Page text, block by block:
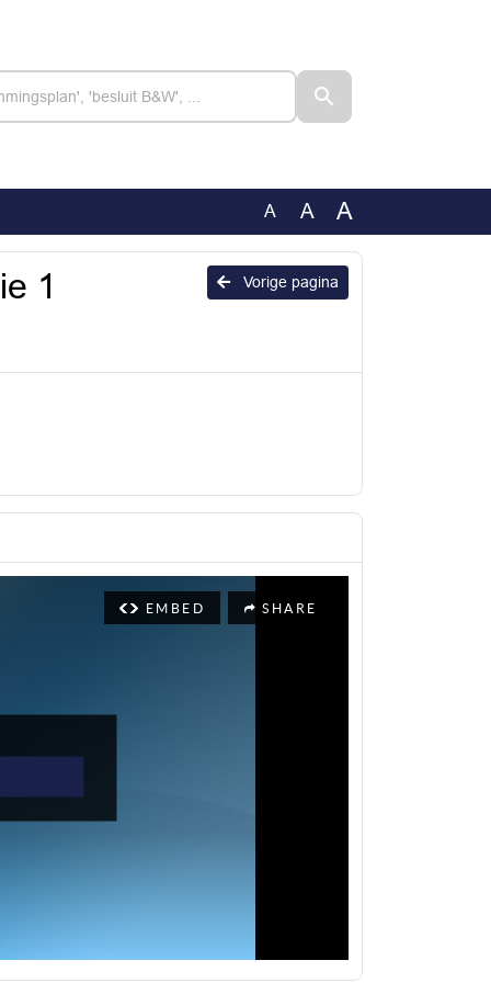
A A A
Vorige pagina
1